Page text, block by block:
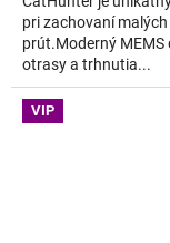
pri zachovaní
prút.Moderný MEMS
otrasy a trhnutia...
VIP